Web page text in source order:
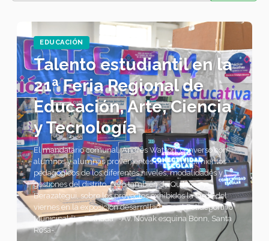
EDUCACIÓN
Talento estudiantil en la
21ª Feria Regional de
Educación, Arte, Ciencia
y Tecnología
El mandatario comunal, Andrés Watson, conversó con
alumnos y alumnas provenientes de establecimientos
pedagógicos de los diferentes niveles, modalidades y
gestiones del distrito, pero también de Quilmes y
Berazategui, sobre los proyectos exhibidos la tarde del
viernes en la exposición desarrollada en el Polideportivo
Municipal “La Patriada” -Av. Novak esquina Bonn, Santa
Rosa-.